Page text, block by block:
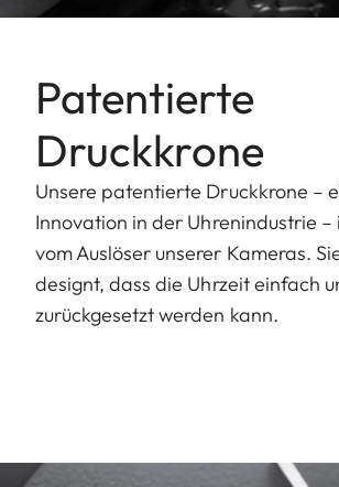
Patentierte
Druckkrone
Unsere patentierte Druckkrone –
Innovation in der Uhrenindustrie
vom Auslöser unserer Kameras.
designt, dass die Uhrzeit einfach
zurückgesetzt werden kann.